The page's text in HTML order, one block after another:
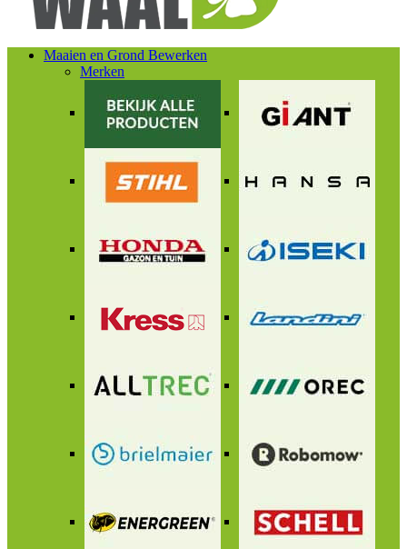
Maaien en Grond Bewerken
Merken